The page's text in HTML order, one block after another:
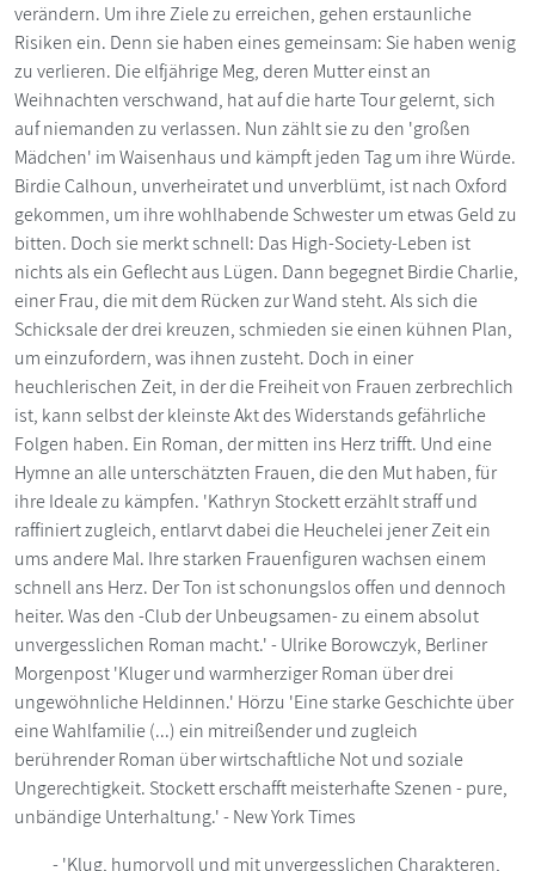
verändern. Um ihre Ziele zu erreichen, gehen erstaunliche
Risiken ein. Denn sie haben eines gemeinsam: Sie haben wenig
zu verlieren. Die elfjährige Meg, deren Mutter einst an
Weihnachten verschwand, hat auf die harte Tour gelernt, sich
auf niemanden zu verlassen. Nun zählt sie zu den 'großen
Mädchen' im Waisenhaus und kämpft jeden Tag um ihre Würde.
Birdie Calhoun, unverheiratet und unverblümt, ist nach Oxford
gekommen, um ihre wohlhabende Schwester um etwas Geld zu
bitten. Doch sie merkt schnell: Das High-Society-Leben ist
nichts als ein Geflecht aus Lügen. Dann begegnet Birdie Charlie,
einer Frau, die mit dem Rücken zur Wand steht. Als sich die
Schicksale der drei kreuzen, schmieden sie einen kühnen Plan,
um einzufordern, was ihnen zusteht. Doch in einer
heuchlerischen Zeit, in der die Freiheit von Frauen zerbrechlich
ist, kann selbst der kleinste Akt des Widerstands gefährliche
Folgen haben. Ein Roman, der mitten ins Herz trifft. Und eine
Hymne an alle unterschätzten Frauen, die den Mut haben, für
ihre Ideale zu kämpfen. 'Kathryn Stockett erzählt straff und
raffiniert zugleich, entlarvt dabei die Heuchelei jener Zeit ein
ums andere Mal. Ihre starken Frauenfiguren wachsen einem
schnell ans Herz. Der Ton ist schonungslos offen und dennoch
heiter. Was den -Club der Unbeugsamen- zu einem absolut
unvergesslichen Roman macht.' - Ulrike Borowczyk, Berliner
Morgenpost 'Kluger und warmherziger Roman über drei
ungewöhnliche Heldinnen.' Hörzu 'Eine starke Geschichte über
eine Wahlfamilie (...) ein mitreißender und zugleich
berührender Roman über wirtschaftliche Not und soziale
Ungerechtigkeit. Stockett erschafft meisterhafte Szenen - pure,
unbändige Unterhaltung.' - New York Times
- 'Klug, humorvoll und mit unvergesslichen Charakteren,